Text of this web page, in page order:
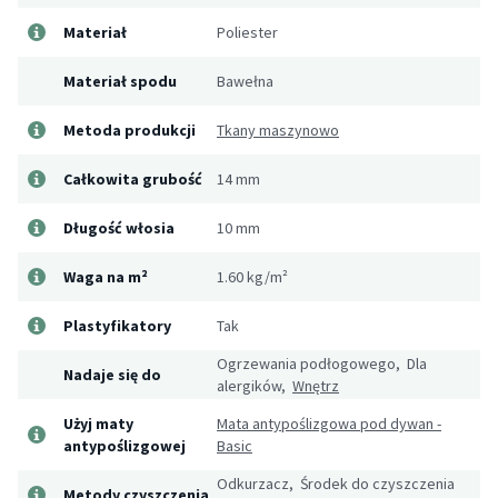
Materiał Poliester
Materiał spodu Bawełna
Metoda produkcji Tkany maszynowo
Całkowita grubość 14 mm
Długość włosia 10 mm
Waga na m² 1.60 kg/m²
Plastyfikatory Tak
Nadaje się do
Ogrzewania podłogowego, Dla
alergików, Wnętrz
Użyj maty
antypoślizgowej
Mata antypoślizgowa pod dywan -
Basic
Odkurzacz, Środek do czyszczenia